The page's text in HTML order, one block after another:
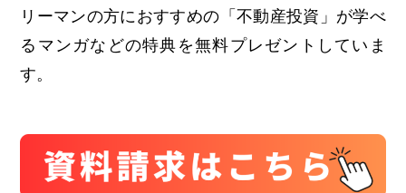
リーマンの方におすすめの「不動産投資」が学べ
るマンガなどの特典を無料プレゼントしていま
す。